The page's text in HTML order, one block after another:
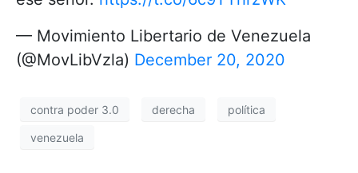
— Movimiento Libertario de Venezuela
(@MovLibVzla) December 20, 2020
contra poder 3.0 derecha política
venezuela